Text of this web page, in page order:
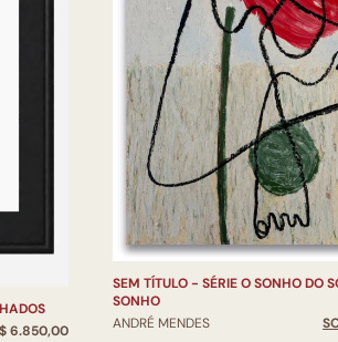
6.850,00
SEM TÍTULO - SÉRIE O SONHO DO
SONHO
ANDRÉ MENDES